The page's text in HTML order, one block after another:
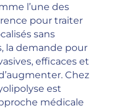
l’une des
pour traiter
sans
la demande pour
efficaces et
Chez
est
médicale